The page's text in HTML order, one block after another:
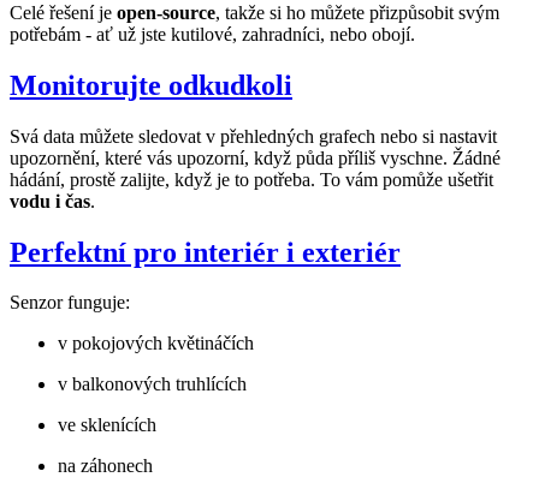
Celé řešení je open-source, takže si ho můžete přizpůsobit svým
potřebám - ať už jste kutilové, zahradníci, nebo obojí.
Monitorujte odkudkoli
Svá data můžete sledovat v přehledných grafech nebo si nastavit
upozornění, které vás upozorní, když půda příliš vyschne. Žádné
hádání, prostě zalijte, když je to potřeba. To vám pomůže ušetřit
vodu i čas.
Perfektní pro interiér i exteriér
Senzor funguje:
v pokojových květináčích
v balkonových truhlících
ve sklenících
na záhonech